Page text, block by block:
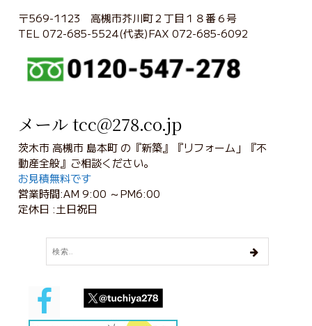
〒569-1123 高槻市芥川町２丁目１８番６号
TEL 072-685-5524(代表)FAX 072-685-6092
メール tcc@278.co.jp
茨木市 高槻市 島本町 の『新築』『リフォーム」『不
動産全般』ご相談ください。
お見積無料です
営業時間:AM 9:00 ～PM6:00
定休日 :土日祝日